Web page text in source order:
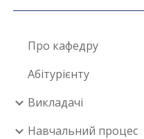
Про кафедру
Абітурієнту
Викладачі
Навчальний процес